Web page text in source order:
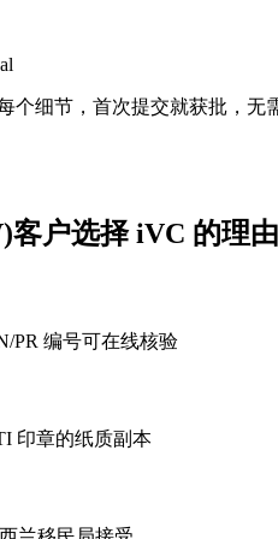
个细节，首次提交就获批，无
户选择 iVC 的理由
PR 编号可在线核验
印章的纸质副本